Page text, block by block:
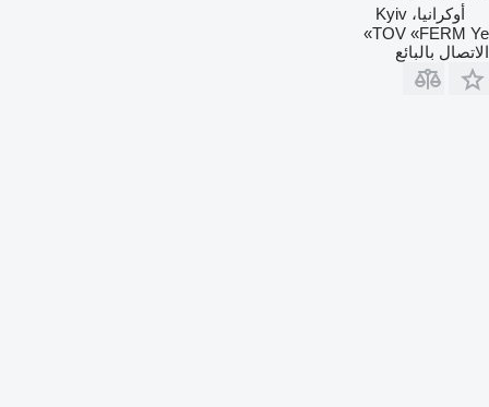
أوكرانيا، Kyiv
TOV «FERM Ye»
الاتصال بالبائع